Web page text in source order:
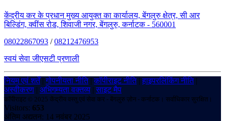
केंद्रीय कर के प्रधान मुख्य आयुक्त का कार्यालय, बेंगलुरु क्षेत्र, सी आर
बिल्डिंग, क्वींस रोड, शिवाजी नगर, बेंगलुरु, कर्नाटक - 560001
08022867093 /08212476953
स्वयं सेवा जीएसटी प्रणाली
नियम एवं शर्तें|गोपनीयता नीति|कॉपीराइट नीति|हाइपरलिंकिंग नीति|
अस्वीकरण | अभिगम्यता वक्तव्य |साइट मैप
कॉपीराइट © 2025 केंद्रीय वस्तु एवं सेवा कर - बेंगलुरु ज़ोन - कर्नाटक। सर्वाधिकार सुरक्षित।
Visitors: 653
अंतिम अद्यतन: 14 नवंबर 2025